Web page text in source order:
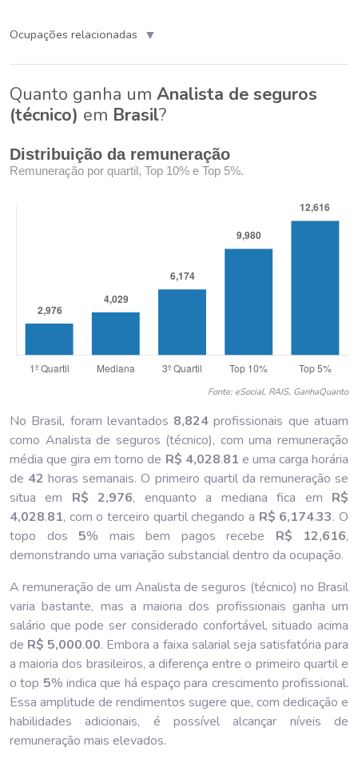
Ocupações relacionadas ▼
Quanto ganha um Analista de seguros
(técnico) em Brasil?
Distribuição da remuneração
Remuneração por quartil, Top 10% e Top 5%.
Fonte: eSocial, RAIS, GanhaQuanto
No Brasil, foram levantados 8,824 profissionais que atuam
como Analista de seguros (técnico), com uma remuneração
média que gira em torno de R$ 4,028.81 e uma carga horária
de 42 horas semanais. O primeiro quartil da remuneração se
situa em R$ 2,976, enquanto a mediana fica em R$
4,028.81, com o terceiro quartil chegando a R$ 6,174.33. O
topo dos 5% mais bem pagos recebe R$ 12,616,
demonstrando uma variação substancial dentro da ocupação.
A remuneração de um Analista de seguros (técnico) no Brasil
varia bastante, mas a maioria dos profissionais ganha um
salário que pode ser considerado confortável, situado acima
de R$ 5,000.00. Embora a faixa salarial seja satisfatória para
a maioria dos brasileiros, a diferença entre o primeiro quartil e
o top 5% indica que há espaço para crescimento profissional.
Essa amplitude de rendimentos sugere que, com dedicação e
habilidades adicionais, é possível alcançar níveis de
remuneração mais elevados.